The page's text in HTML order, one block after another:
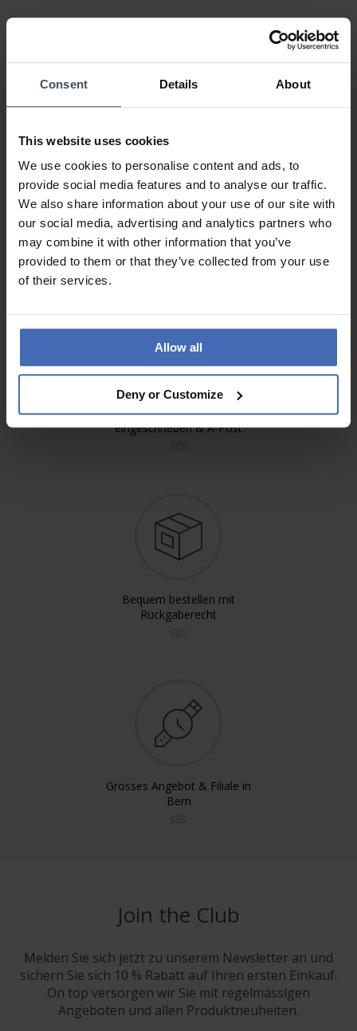
Consent Details About
This website uses cookies
We use cookies to personalise content and ads, to
provide social media features and to analyse our traffic.
We also share information about your use of our site with
our social media, advertising and analytics partners who
may combine it with other information that you’ve
provided to them or that they’ve collected from your use
of their services.
Allow all
Deny or Customize
Rechnung & Ratenzahlung bis
5'000.-
info
Kostenloser* Versand,
eingeschrieben & A-Post
Bequem bestellen mit
Rückgaberecht
Grosses Angebot & Filiale in
Bern
Join the Club
Melden Sie sich jetzt zu unserem Newsletter an und
sichern Sie sich 10 % Rabatt auf Ihren ersten Einkauf.
On top versorgen wir Sie mit regelmässigen
Angeboten und allen Produktneuheiten.